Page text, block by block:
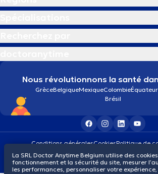
Nous révolutionnons la santé
GrèceBelgiqueMexiqueColombieÉquateur
Brésil
Conditions généralesCookiesPolitique de
© 2026 doctoranytime
La SRL Doctor Anytime Belgium utilise des
fonctionnement et la sécurité du site, mesurer
les performances, personnaliser votre